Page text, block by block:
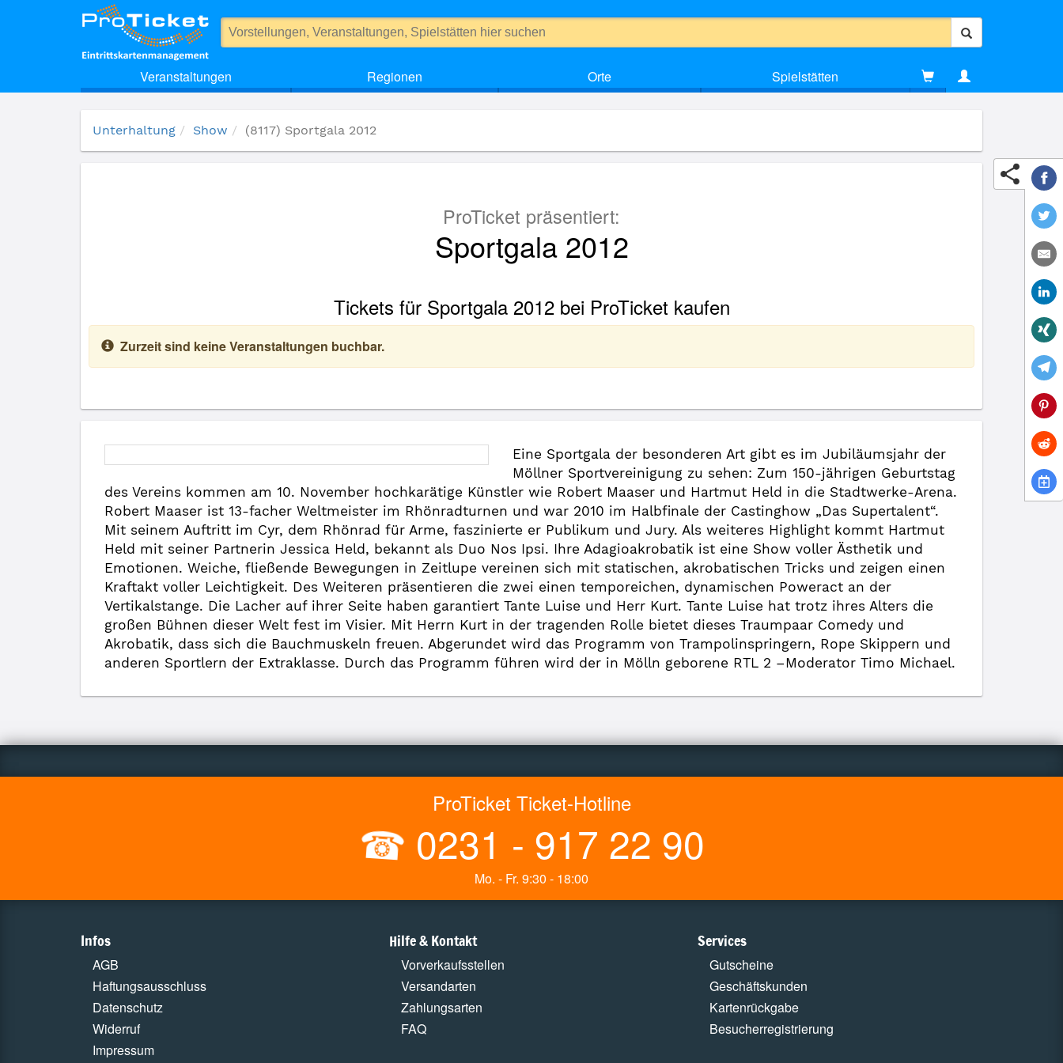
Veranstaltungen Regionen Orte Spielstätten
(8117) Sportgala 2012
Unterhaltung Show (8117) Sportgala 2012
ProTicket präsentiert:
Sportgala 2012
Tickets für Sportgala 2012 bei ProTicket kaufen
Zurzeit sind keine Veranstaltungen buchbar.
Eine Sportgala der besonderen Art gibt es im Jubiläumsjahr der
Möllner Sportvereinigung zu sehen: Zum 150-jährigen Geburtstag
des Vereins kommen am 10. November hochkarätige Künstler wie Robert Maaser und Hartmut Held in die Stadtwerke-Arena.
Robert Maaser ist 13-facher Weltmeister im Rhönradturnen und war 2010 im Halbfinale der Castinghow „Das Supertalent“.
Mit seinem Auftritt im Cyr, dem Rhönrad für Arme, faszinierte er Publikum und Jury. Als weiteres Highlight kommt Hartmut
Held mit seiner Partnerin Jessica Held, bekannt als Duo Nos Ipsi. Ihre Adagioakrobatik ist eine Show voller Ästhetik und
Emotionen. Weiche, fließende Bewegungen in Zeitlupe vereinen sich mit statischen, akrobatischen Tricks und zeigen einen
Kraftakt voller Leichtigkeit. Des Weiteren präsentieren die zwei einen temporeichen, dynamischen Poweract an der
Vertikalstange. Die Lacher auf ihrer Seite haben garantiert Tante Luise und Herr Kurt. Tante Luise hat trotz ihres Alters die
großen Bühnen dieser Welt fest im Visier. Mit Herrn Kurt in der tragenden Rolle bietet dieses Traumpaar Comedy und
Akrobatik, dass sich die Bauchmuskeln freuen. Abgerundet wird das Programm von Trampolinspringern, Rope Skippern und
anderen Sportlern der Extraklasse. Durch das Programm führen wird der in Mölln geborene RTL 2 –Moderator Timo Michael.
ProTicket Ticket-Hotline
☎ 0231 - 917 22 90
Mo. - Fr. 9:30 - 18:00
Infos
AGB
Haftungsausschluss
Datenschutz
Widerruf
Impressum
Hilfe & Kontakt
Vorverkaufsstellen
Versandarten
Zahlungsarten
FAQ
Services
Gutscheine
Geschäftskunden
Kartenrückgabe
Besucherregistrierung